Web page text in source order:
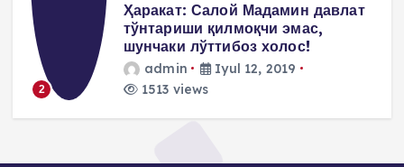
2
Ҳаракат: Салой Мадамин давлат
тўнтариши қилмоқчи эмас,
шунчаки лўттибоз холос!
admin
Iyul 12, 2019
1513 views